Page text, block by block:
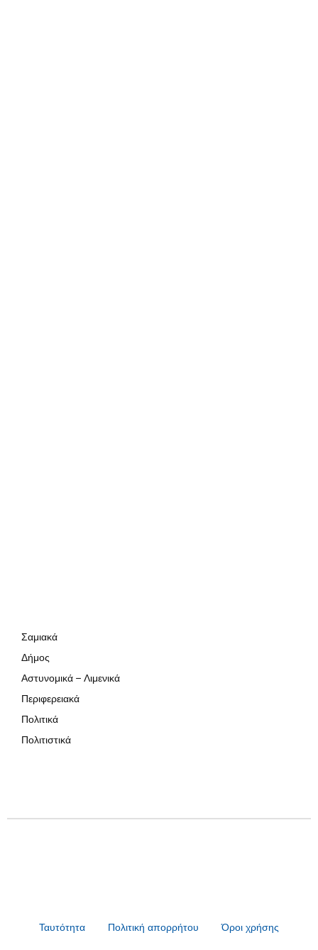
Σαμιακά
Δήμος
Αστυνομικά – Λιμενικά
Περιφερειακά
Πολιτικά
Πολιτιστικά
Ταυτότητα Πολιτική απορρήτου Όροι χρήσης